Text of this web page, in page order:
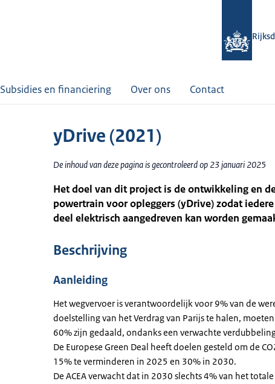
Subsidies en financiering Over ons Contact
yDrive (2021)
De inhoud van deze pagina is gecontroleerd op 23 januari 2025
Het doel van dit project is de ontwikkeling en
powertrain voor opleggers (yDrive) zodat
deel elektrisch aangedreven kan worden
Beschrijving
Aanleiding
Het wegvervoer is verantwoordelijk voor 9% van de
doelstelling van het Verdrag van Parijs te halen,
60% zijn gedaald, ondanks een verwachte
De Europese Green Deal heeft doelen gesteld om de
15% te verminderen in 2025 en 30% in 2030.
De ACEA verwacht dat in 2030 slechts 4% van het